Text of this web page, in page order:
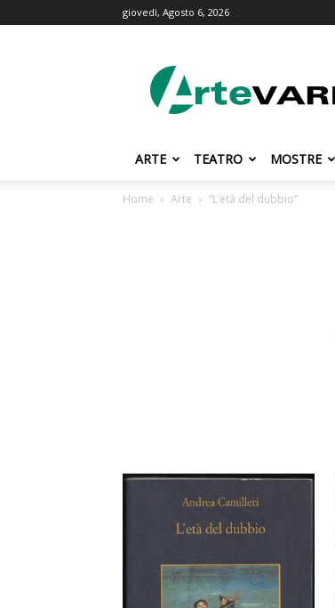
giovedì, Agosto 6, 2026
ARTE TEATRO MOSTRE
Home Arte “L’età del dubbio”